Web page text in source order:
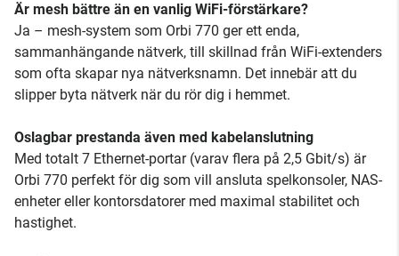
Är mesh bättre än en vanlig WiFi-förstärkare?
Ja – mesh-system som Orbi 770 ger ett enda,
sammanhängande nätverk, till skillnad från WiFi-extenders
som ofta skapar nya nätverksnamn. Det innebär att du
slipper byta nätverk när du rör dig i hemmet.
Oslagbar prestanda även med kabelanslutning
Med totalt 7 Ethernet-portar (varav flera på 2,5 Gbit/s) är
Orbi 770 perfekt för dig som vill ansluta spelkonsoler, NAS-
enheter eller kontorsdatorer med maximal stabilitet och
hastighet.